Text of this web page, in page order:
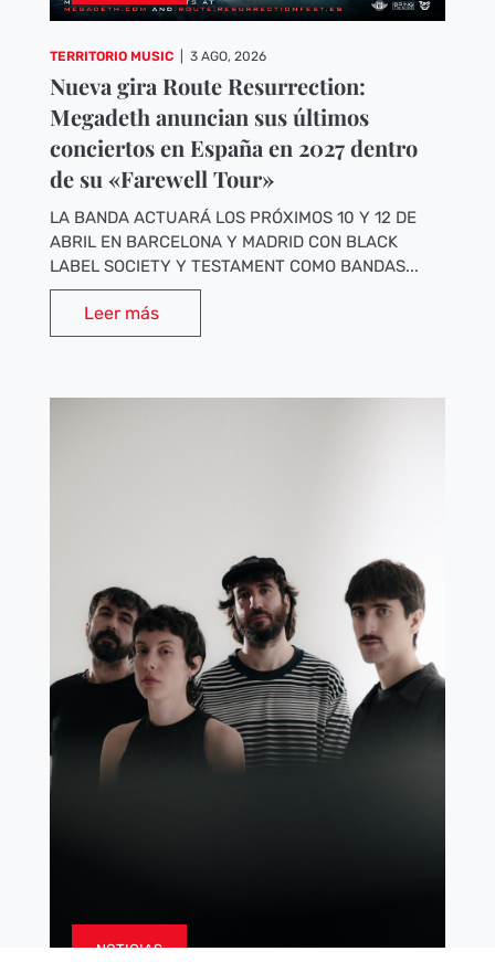
TERRITORIO MUSIC 3 AGO, 2026
Nueva gira Route Resurrection:
Megadeth anuncian sus últimos
conciertos en España en 2027 dentro
de su «Farewell Tour»
LA BANDA ACTUARÁ LOS PRÓXIMOS 10 Y 12 DE
ABRIL EN BARCELONA Y MADRID CON BLACK
LABEL SOCIETY Y TESTAMENT COMO BANDAS...
Leer más
NOTICIAS